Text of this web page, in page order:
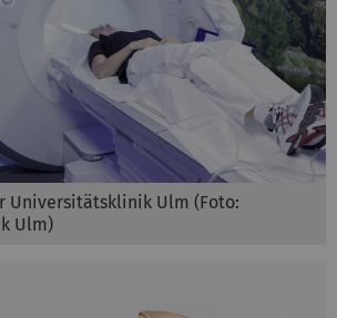
Universitätsklinik Ulm (Foto:
Ulm)